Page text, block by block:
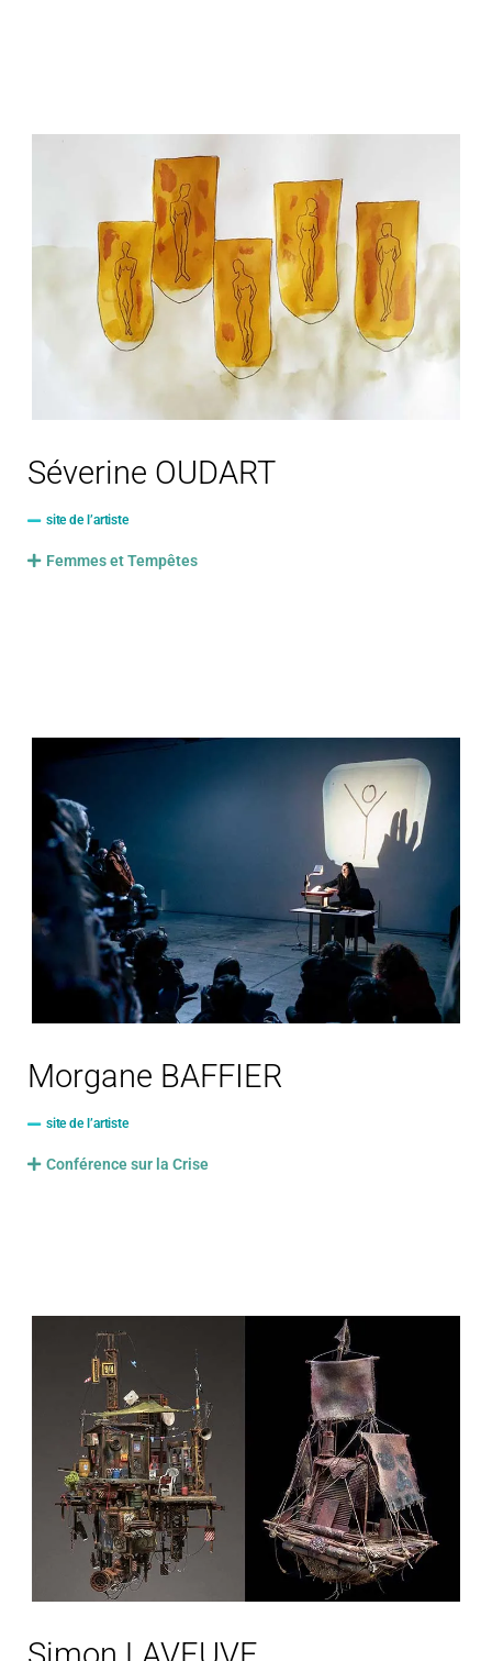
Séverine OUDART
site de l’artiste
Femmes et Tempêtes
Morgane BAFFIER
site de l’artiste
Conférence sur la Crise